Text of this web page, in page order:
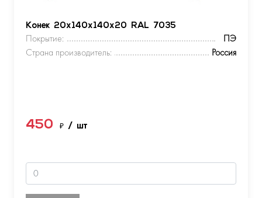
Конек 20х140х140х20 RAL 7035
Покрытие:
ПЭ
Страна производитель:
Россия
450 ₽ / шт